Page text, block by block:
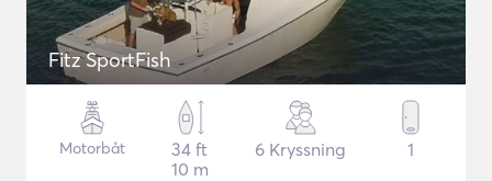
Fitz SportFish
Motorbåt
34 ft
10 m
6 Kryssning 1